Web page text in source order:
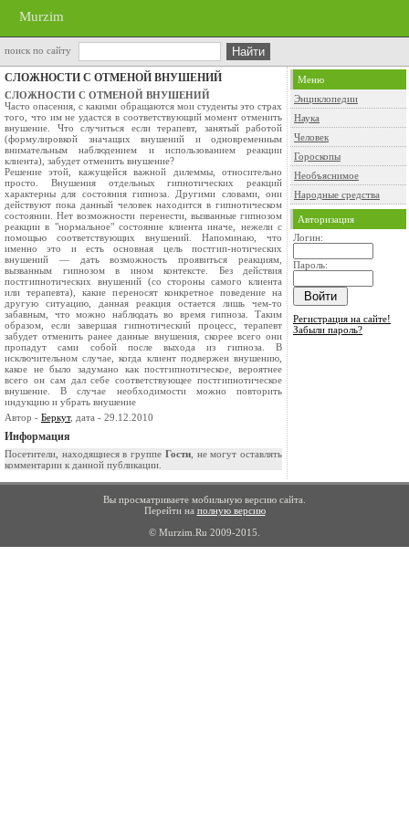
Murzim
поиск по сайту
СЛОЖНОСТИ С ОТМЕНОЙ ВНУШЕНИЙ
СЛОЖНОСТИ С ОТМЕНОЙ ВНУШЕНИЙ
Часто опасения, с какими обращаются мои студенты это страх
того, что им не удастся в соответствующий момент отменить
внушение. Что случиться если терапевт, занятый работой
(формулировкой значащих внушений и одновременным
внимательным наблюдением и использованием реакции
клиента), забудет отменить внушение?
Решение этой, кажущейся важной дилеммы, относительно
просто. Внушения отдельных гипнотических реакций
характерны для состояния гипноза. Другими словами, они
действуют пока данный человек находится в гипнотическом
состоянии. Нет возможности перенести, вызванные гипнозом
реакции в "нормальное" состояние клиента иначе, нежели с
помощью соответствующих внушений. Напоминаю, что
именно это и есть основная цель постгип-нотических
внушений — дать возможность проявиться реакциям,
вызванным гипнозом в ином контексте. Без действия
постгипнотических внушений (со стороны самого клиента
или терапевта), какие переносят конкретное поведение на
другую ситуацию, данная реакция остается лишь чем-то
забавным, что можно наблюдать во время гипноза. Таким
образом, если завершая гипнотический процесс, терапевт
забудет отменить ранее данные внушения, скорее всего они
пропадут сами собой после выхода из гипноза. В
исключительном случае, когда клиент подвержен внушению,
какое не было задумано как постгипнотическое, вероятнее
всего он сам дал себе соответствующее постгипнотическое
внушение. В случае необходимости можно повторить
индукцию и убрать внушение
Автор - Беркут, дата - 29.12.2010
Информация
Посетители, находящиеся в группе Гости, не могут оставлять
комментарии к данной публикации.
Меню
Энциклопедии
Наука
Человек
Гороскопы
Необъяснимое
Народные средства
Авторизация
Логин:
Пароль:
Регистрация на сайте!
Забыли пароль?
Вы просматриваете мобильную версию сайта.
Перейти на полную версию
© Murzim.Ru 2009-2015.